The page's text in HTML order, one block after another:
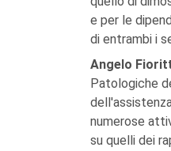
e per le
di entrambi i
Angelo
Patologiche
numerose
su quelli dei